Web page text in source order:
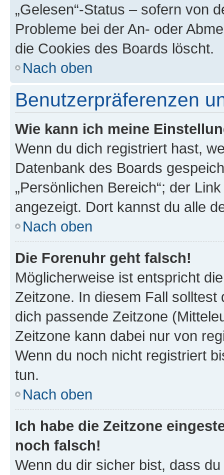
„Gelesen“-Status – sofern von
Probleme bei der An- oder
die Cookies des Boards löscht.
Nach oben
Benutzerpräferenzen
Wie kann ich meine
Wenn du dich registriert hast,
Datenbank des Boards
„Persönlichen Bereich“; der
angezeigt. Dort kannst du alle
Nach oben
Die Forenuhr geht falsch!
Möglicherweise ist entspricht
Zeitzone. In diesem Fall solltest
dich passende Zeitzone
Zeitzone kann dabei nur von
Wenn du noch nicht registriert
tun.
Nach oben
Ich habe die Zeitzone
noch falsch!
Wenn du dir sicher bist, dass